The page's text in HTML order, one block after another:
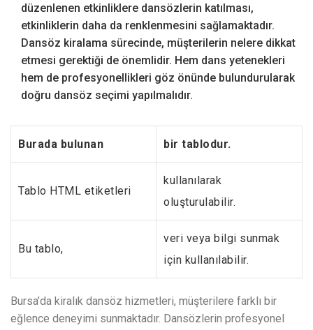
düzenlenen etkinliklere dansözlerin katılması,
etkinliklerin daha da renklenmesini sağlamaktadır.
Dansöz kiralama sürecinde, müşterilerin nelere dikkat
etmesi gerektiği de önemlidir. Hem dans yetenekleri
hem de profesyonellikleri göz önünde bulundurularak
doğru dansöz seçimi yapılmalıdır.
Burada bulunan bir tablodur.
Tablo HTML etiketleri
kullanılarak
oluşturulabilir.
Bu tablo,
veri veya bilgi sunmak
için kullanılabilir.
Bursa’da kiralık dansöz hizmetleri, müşterilere farklı bir
eğlence deneyimi sunmaktadır. Dansözlerin profesyonel